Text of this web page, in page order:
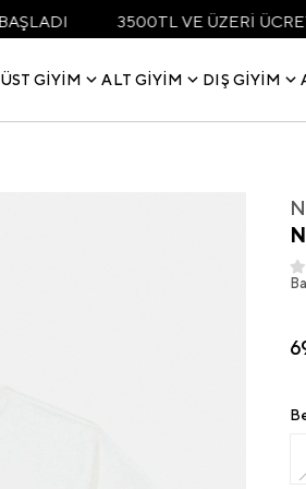
3500TL VE ÜZERİ ÜCRETSİZ
ÜST GIYIM ALT GIYIM DIŞ GIYIM